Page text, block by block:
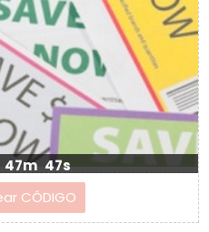
47m 46s